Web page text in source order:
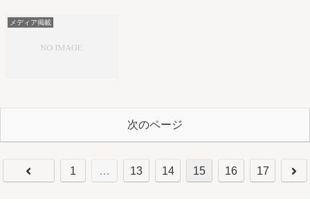
メディア掲載
次のページ
1 … 13 14 15 16 17